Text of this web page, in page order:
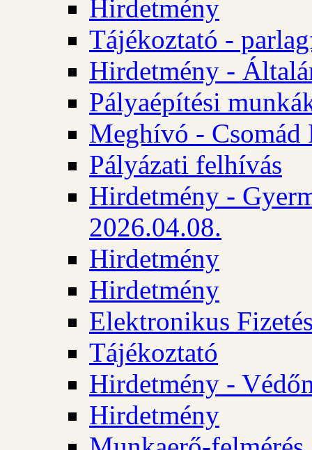
Hirdetmény
Tájékoztató -
Hirdetmény -
Pályaépítési
Meghívó - Csomád
Pályázati felhívás
Hirdetmény -
2026.04.08.
Hirdetmény
Hirdetmény
Elektronikus
Tájékoztató
Hirdetmény -
Hirdetmény